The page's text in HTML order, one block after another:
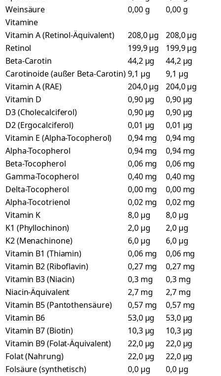
Weinsäure
0,00 g
0,00 g
Vitamine
Vitamin A (Retinol-Äquivalent)
208,0 µg
208,0 µg
Retinol
199,9 µg
199,9 µg
Beta-Carotin
44,2 µg
44,2 µg
Carotinoide (außer Beta-Carotin)9,1 µg
9,1 µg
Vitamin A (RAE)
204,0 µg
204,0 µg
Vitamin D
0,90 µg
0,90 µg
D3 (Cholecalciferol)
0,90 µg
0,90 µg
D2 (Ergocalciferol)
0,01 µg
0,01 µg
Vitamin E (Alpha-Tocopherol)
0,94 mg
0,94 mg
Alpha-Tocopherol
0,94 mg
0,94 mg
Beta-Tocopherol
0,06 mg
0,06 mg
Gamma-Tocopherol
0,40 mg
0,40 mg
Delta-Tocopherol
0,00 mg
0,00 mg
Alpha-Tocotrienol
0,02 mg
0,02 mg
Vitamin K
8,0 µg
8,0 µg
K1 (Phyllochinon)
2,0 µg
2,0 µg
K2 (Menachinone)
6,0 µg
6,0 µg
Vitamin B1 (Thiamin)
0,06 mg
0,06 mg
Vitamin B2 (Riboflavin)
0,27 mg
0,27 mg
Vitamin B3 (Niacin)
0,3 mg
0,3 mg
Niacin-Äquivalent
2,7 mg
2,7 mg
Vitamin B5 (Pantothensäure)
0,57 mg
0,57 mg
Vitamin B6
53,0 µg
53,0 µg
Vitamin B7 (Biotin)
10,3 µg
10,3 µg
Vitamin B9 (Folat-Äquivalent)
22,0 µg
22,0 µg
Folat (Nahrung)
22,0 µg
22,0 µg
Folsäure (synthetisch)
0,0 µg
0,0 µg